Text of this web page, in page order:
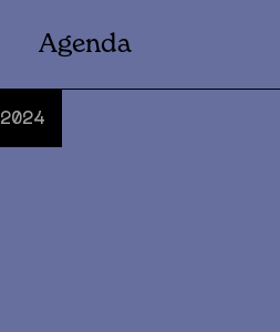
Agenda
2024